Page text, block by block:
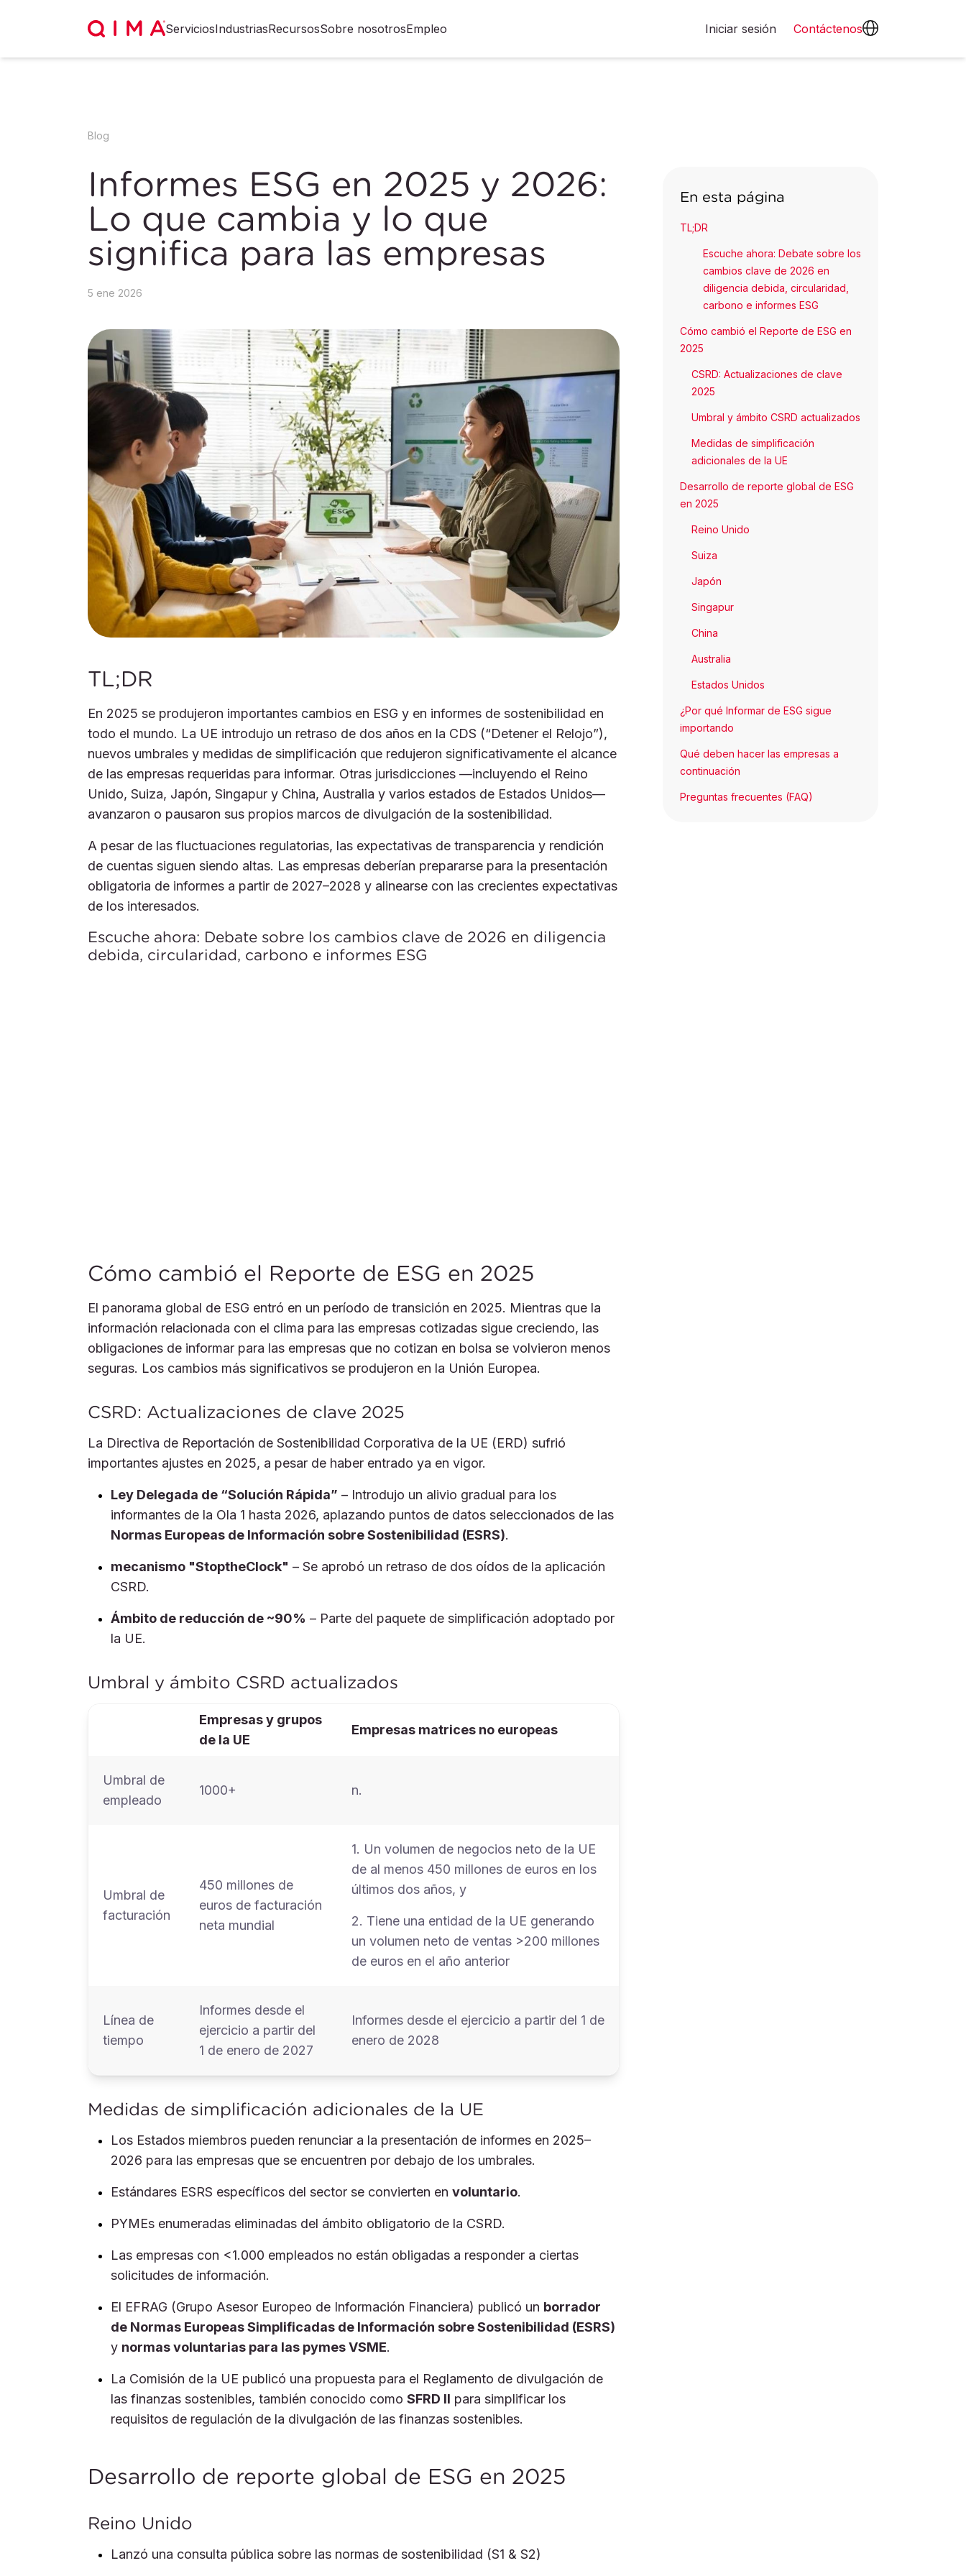
ServiciosIndustriasRecursosSobre nosotrosEmpleo Iniciar sesión Contáctenos
Blog
Informes ESG en 2025 y 2026:
Lo que cambia y lo que
significa para las empresas
5 ene 2026
En esta página
TL;DR
Escuche ahora: Debate sobre los
cambios clave de 2026 en
diligencia debida, circularidad,
carbono e informes ESG
Cómo cambió el Reporte de ESG en
2025
CSRD: Actualizaciones de clave
2025
Umbral y ámbito CSRD actualizados
Medidas de simplificación
adicionales de la UE
Desarrollo de reporte global de ESG
en 2025
Reino Unido
Suiza
Japón
Singapur
China
Australia
Estados Unidos
¿Por qué Informar de ESG sigue
importando
Qué deben hacer las empresas a
continuación
Preguntas frecuentes (FAQ)
TL;DR
En 2025 se produjeron importantes cambios en ESG y en informes de sostenibilidad en
todo el mundo. La UE introdujo un retraso de dos años en la CDS (“Detener el Relojo”),
nuevos umbrales y medidas de simplificación que redujeron significativamente el alcance
de las empresas requeridas para informar. Otras jurisdicciones —incluyendo el Reino
Unido, Suiza, Japón, Singapur y China, Australia y varios estados de Estados Unidos—
avanzaron o pausaron sus propios marcos de divulgación de la sostenibilidad.
A pesar de las fluctuaciones regulatorias, las expectativas de transparencia y rendición
de cuentas siguen siendo altas. Las empresas deberían prepararse para la presentación
obligatoria de informes a partir de 2027–2028 y alinearse con las crecientes expectativas
de los interesados.
Escuche ahora: Debate sobre los cambios clave de 2026 en diligencia
debida, circularidad, carbono e informes ESG
Cómo cambió el Reporte de ESG en 2025
El panorama global de ESG entró en un período de transición en 2025. Mientras que la
información relacionada con el clima para las empresas cotizadas sigue creciendo, las
obligaciones de informar para las empresas que no cotizan en bolsa se volvieron menos
seguras. Los cambios más significativos se produjeron en la Unión Europea.
CSRD: Actualizaciones de clave 2025
La Directiva de Reportación de Sostenibilidad Corporativa de la UE (ERD) sufrió
importantes ajustes en 2025, a pesar de haber entrado ya en vigor.
Ley Delegada de “Solución Rápida” – Introdujo un alivio gradual para los
informantes de la Ola 1 hasta 2026, aplazando puntos de datos seleccionados de las
Normas Europeas de Información sobre Sostenibilidad (ESRS).
mecanismo "StoptheClock" – Se aprobó un retraso de dos oídos de la aplicación
CSRD.
Ámbito de reducción de ~90% – Parte del paquete de simplificación adoptado por
la UE.
Umbral y ámbito CSRD actualizados
Empresas y grupos
de la UE
Empresas matrices no europeas
Umbral de
empleado
1000+ n.
Umbral de
facturación
450 millones de
euros de facturación
neta mundial
1. Un volumen de negocios neto de la UE
de al menos 450 millones de euros en los
últimos dos años, y
2. Tiene una entidad de la UE generando
un volumen neto de ventas >200 millones
de euros en el año anterior
Línea de
tiempo
Informes desde el
ejercicio a partir del
1 de enero de 2027
Informes desde el ejercicio a partir del 1 de
enero de 2028
Medidas de simplificación adicionales de la UE
Los Estados miembros pueden renunciar a la presentación de informes en 2025–
2026 para las empresas que se encuentren por debajo de los umbrales.
Estándares ESRS específicos del sector se convierten en voluntario.
PYMEs enumeradas eliminadas del ámbito obligatorio de la CSRD.
Las empresas con <1.000 empleados no están obligadas a responder a ciertas
solicitudes de información.
El EFRAG (Grupo Asesor Europeo de Información Financiera) publicó un borrador
de Normas Europeas Simplificadas de Información sobre Sostenibilidad (ESRS)
y normas voluntarias para las pymes VSME.
La Comisión de la UE publicó una propuesta para el Reglamento de divulgación de
las finanzas sostenibles, también conocido como SFRD II para simplificar los
requisitos de regulación de la divulgación de las finanzas sostenibles.
Desarrollo de reporte global de ESG en 2025
Reino Unido
Lanzó una consulta pública sobre las normas de sostenibilidad (S1 & S2)